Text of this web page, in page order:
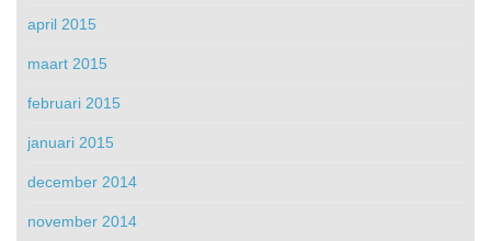
april 2015
maart 2015
februari 2015
januari 2015
december 2014
november 2014